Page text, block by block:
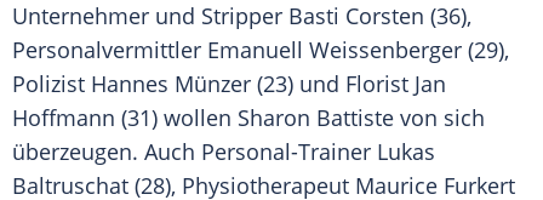
Unternehmer und Stripper Basti Corsten (36),
Personalvermittler Emanuell Weissenberger (29),
Polizist Hannes Münzer (23) und Florist Jan
Hoffmann (31) wollen Sharon Battiste von sich
überzeugen. Auch Personal-Trainer Lukas
Baltruschat (28), Physiotherapeut Maurice Furkert